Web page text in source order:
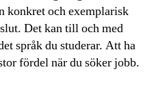
konkret och exemplarisk
Det kan till och med
språk du studerar. Att ha
fördel när du söker jobb.